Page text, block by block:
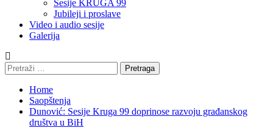
Sesije KRUGA 99
Jubileji i proslave
Video i audio sesije
Galerija
Pretraga:
Home
Saopštenja
Dunović: Sesije Kruga 99 doprinose razvoju građanskog
društva u BiH